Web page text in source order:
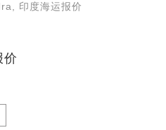
印度海运报价
价